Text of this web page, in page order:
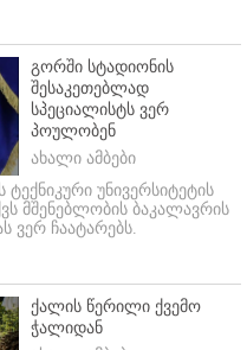
გორში სტადიონის
შესაკეთებლად
სპეციალისტს ვერ
პოულობენ
ახალი ამბები
უნივერსიტეტის
მშენებლობის ბაკალავრის
ვერ ჩაატარებს.
ქალის წერილი ქვემო
ჭალიდან